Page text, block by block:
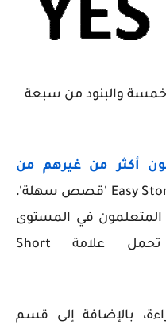
خمسة والبنود من سبعة
أكثر من غيرهم من
Easy 'قصص سهلة'،
في المستوى
تحمل علامة Short
بالإضافة إلى قسم